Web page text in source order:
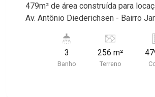
479m² de área construída para
Av. Antônio Diederichsen - Bairro
características deste imóvel que a
Imobiliária selecionou para você: - 256m² de área
terreno e 479m² de área construída
3
Banho
256 m²
Terreno